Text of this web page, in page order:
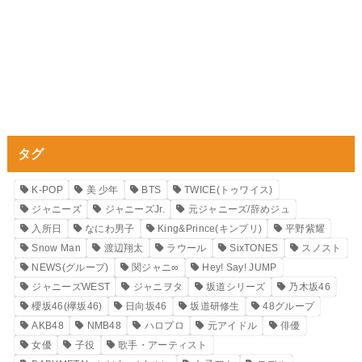
タグ
K-POP 美 少年 BTS
TWICE(トゥワイス)
ジャニーズ
ジャニーズJr.
元ジャニーズ/辞めジュ
入所日
なにわ男子 King&Prince(キンプリ)
平野紫耀
Snow Man
渡辺翔太 ラウール SixTONES
スノスト
NEWS(グループ)
関ジャニ∞
Hey! Say! JUMP
ジャニーズWEST
ジャニヲタ 坂道シリーズ
乃木坂46
櫻坂46(欅坂46)
日向坂46 坂道研修生
48グループ
AKB48
NMB48 ハロプロ 元アイドル
俳優
女優
子役
歌手・アーティスト